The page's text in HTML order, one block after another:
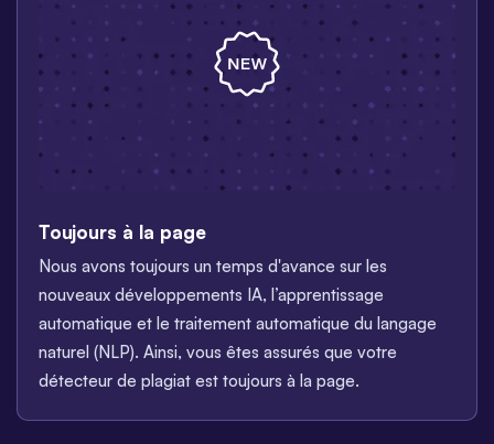
Toujours à la page
Nous avons toujours un temps d'avance sur les
nouveaux développements IA, l’apprentissage
automatique et le traitement automatique du langage
naturel (NLP). Ainsi, vous êtes assurés que votre
détecteur de plagiat est toujours à la page.